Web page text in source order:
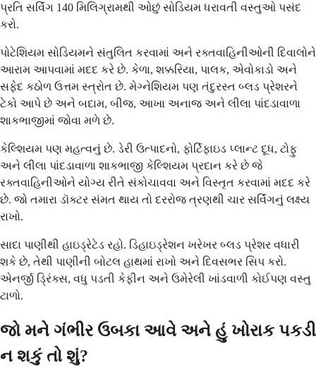
પ્રતિ સર્વિંગ 140 મિલિગ્રામથી ઓછું સોડિયમ ધરાવતી વસ્તુઓ પસંદ
કરો.
પોટેશિયમ સોડિયમને સંતુલિત કરવામાં અને રક્તવાહિનીઓની દિવાલોને
આરામ આપવામાં મદદ કરે છે. કેળા, શક્કરિયા, પાલક, એવોકાડો અને
સફેદ કઠોળ ઉત્તમ સ્ત્રોત છે. મેગ્નેશિયમ પણ તંદુરસ્ત બ્લડ પ્રેશરને
ટેકો આપે છે અને બદામ, બીજ, આખા અનાજ અને લીલા પાંદડાવાળા
શાકભાજીમાં જોવા મળે છે.
કેલ્શિયમ પણ મહત્વનું છે. ડેરી ઉત્પાદનો, ફોર્ટિફાઇડ પ્લાન્ટ દૂધ, ટોફુ
અને લીલા પાંદડાવાળા શાકભાજી કેલ્શિયમ પ્રદાન કરે છે જે
રક્તવાહિનીઓને યોગ્ય રીતે સંકોચાવવા અને વિસ્તૃત કરવામાં મદદ કરે
છે. જો તમારા ડૉક્ટર સંમત થાય તો દરરોજ ત્રણથી ચાર સર્વિંગનું લક્ષ્ય
રાખો.
સાદા પાણીથી હાઇડ્રેટેડ રહો. ડિહાઇડ્રેશન ખરેખર બ્લડ પ્રેશર વધારી
શકે છે, તેથી પાણીની બોટલ હાથમાં રાખો અને દિવસભર સિપ કરો.
એનર્જી ડ્રિંક્સ, વધુ પડતી કેફીન અને ઉમેરેલી ખાંડવાળી કોઈપણ વસ્તુ
ટાળો.
જો મને ગંભીર ઉબકા આવે અને હું ખોરાક પકડી
ન શકું તો શું?